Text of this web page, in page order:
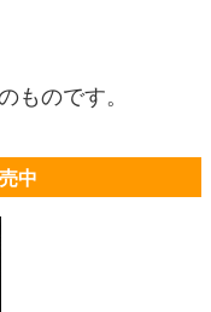
ものです。
中